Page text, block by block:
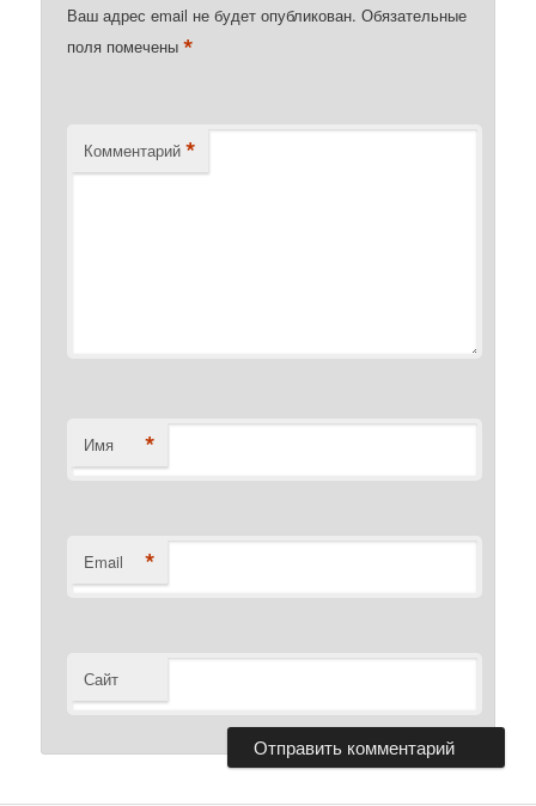
Ваш адрес email не будет опубликован. Обязательные
поля помечены*
Комментарий *
Имя *
Email *
Сайт